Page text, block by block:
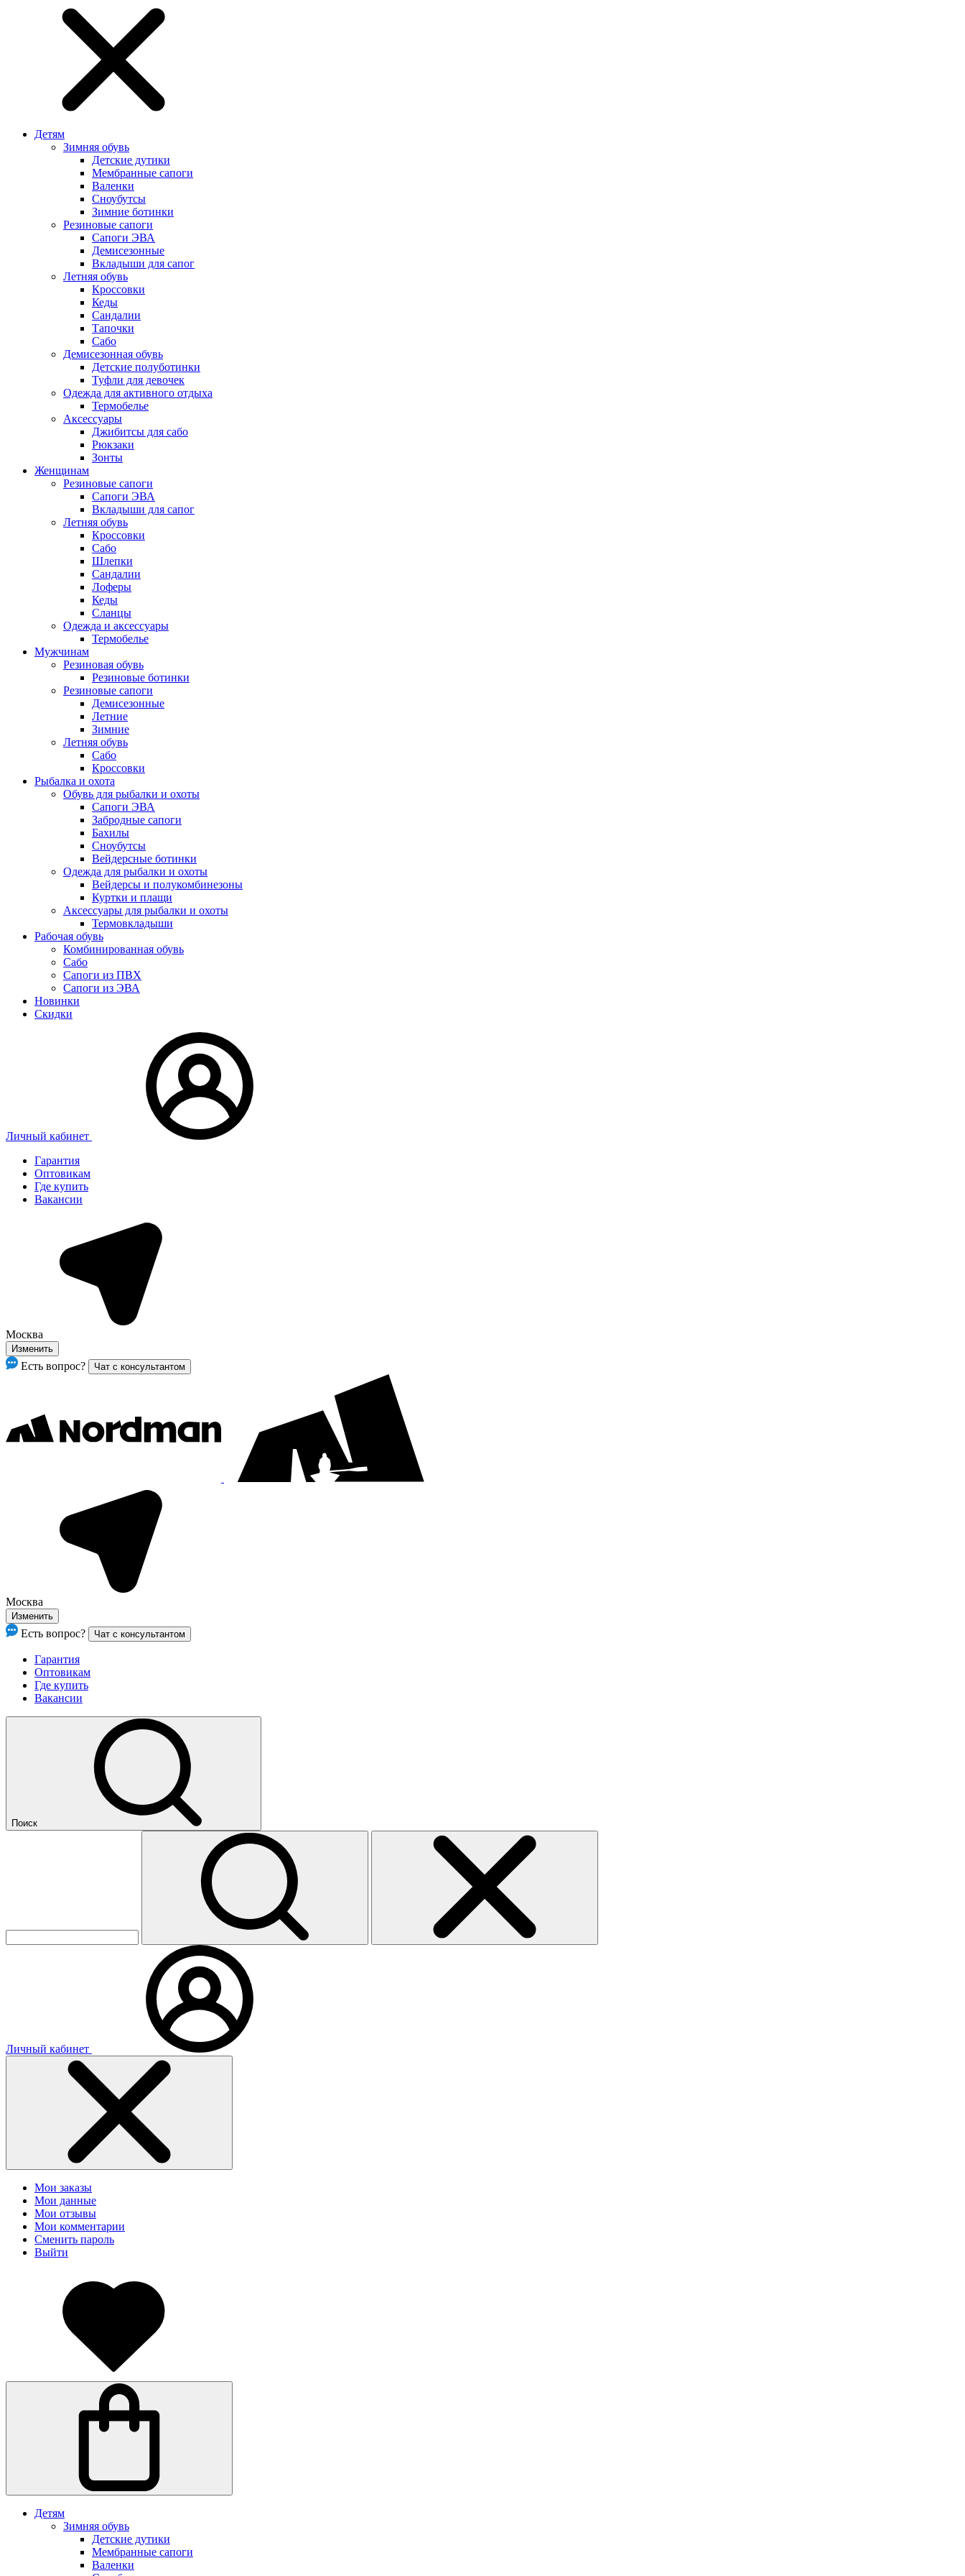
Детям
Зимняя обувь
Детские дутики
Мембранные сапоги
Валенки
Сноубутсы
Зимние ботинки
Резиновые сапоги
Сапоги ЭВА
Демисезонные
Вкладыши для сапог
Летняя обувь
Кроссовки
Кеды
Сандалии
Тапочки
Сабо
Демисезонная обувь
Детские полуботинки
Туфли для девочек
Одежда для активного отдыха
Термобелье
Аксессуары
Джибитсы для сабо
Рюкзаки
Зонты
Женщинам
Резиновые сапоги
Cапоги ЭВА
Вкладыши для сапог
Летняя обувь
Кроссовки
Сабо
Шлепки
Сандалии
Лоферы
Кеды
Сланцы
Одежда и аксессуары
Термобелье
Мужчинам
Резиновая обувь
Резиновые ботинки
Резиновые сапоги
Демисезонные
Летние
Зимние
Летняя обувь
Сабо
Кроссовки
Рыбалка и охота
Обувь для рыбалки и охоты
Сапоги ЭВА
Забродные сапоги
Бахилы
Сноубутсы
Вейдерсные ботинки
Одежда для рыбалки и охоты
Вейдерсы и полукомбинезоны
Куртки и плащи
Аксессуары для рыбалки и охоты
Термовкладыши
Рабочая обувь
Комбинированная обувь
Сабо
Сапоги из ПВХ
Сапоги из ЭВА
Новинки
Скидки
Личный кабинет
Гарантия
Оптовикам
Где купить
Вакансии
Москва
Изменить
Есть вопрос? Чат с консультантом
Москва
Изменить
Есть вопрос? Чат с консультантом
Гарантия
Оптовикам
Где купить
Вакансии
Поиск
Личный кабинет
Мои заказы
Мои данные
Мои отзывы
Мои комментарии
Сменить пароль
Выйти
Детям
Зимняя обувь
Детские дутики
Мембранные сапоги
Валенки